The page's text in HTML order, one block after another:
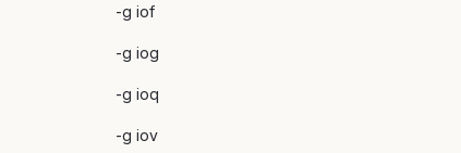
-g iof
-g iog
-g ioq
-g iov